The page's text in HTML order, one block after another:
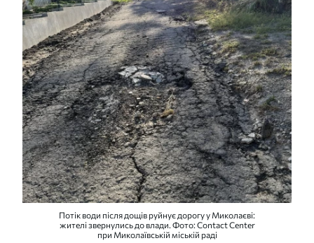
Потік води після дощів руйнує дорогу у Миколаєві:
жителі звернулись до влади. Фото: Contact Center
при Миколаївській міській раді